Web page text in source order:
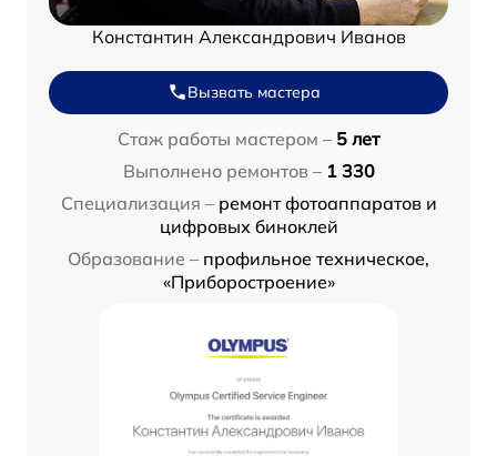
Константин Александрович Иванов
Вызвать мастера
Стаж работы мастером – 5 лет
Выполнено ремонтов – 1 330
Специализация – ремонт фотоаппаратов и
цифровых биноклей
Образование – профильное техническое,
«Приборостроение»